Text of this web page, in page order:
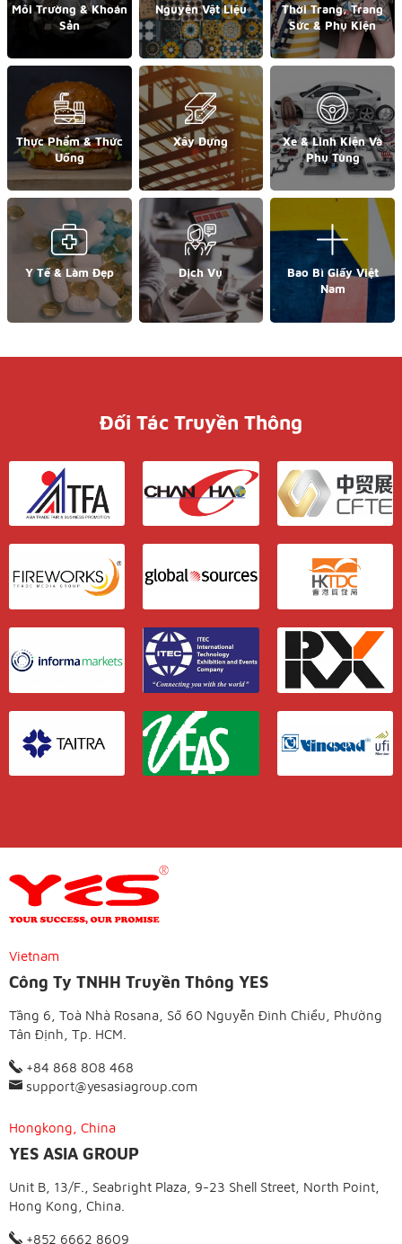
Môi Trường & Khoán
Sản
Nguyên Vật Liệu
Thời Trang, Trang
Sức & Phụ Kiện
Thực Phẩm & Thức
Uống
Xây Dựng
Xe & Linh Kiện Và
Phụ Tùng
Y Tế & Làm Đẹp Dịch Vụ
Bao Bì Giấy Việt
Nam
Đối Tác Truyền Thông
Vietnam
Công Ty TNHH Truyền Thông YES
Tầng 6, Toà Nhà Rosana, Số 60 Nguyễn Đình Chiểu, Phường
Tân Định, Tp. HCM.
+84 868 808 468
support@yesasiagroup.com
Hongkong, China
YES ASIA GROUP
Unit B, 13/F., Seabright Plaza, 9-23 Shell Street, North Point,
Hong Kong, China.
+852 6662 8609